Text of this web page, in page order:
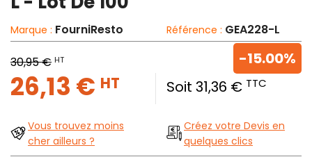
Marque : FourniResto Référence : GEA228-L
30,95 € HT
26,13 € HT Soit 31,36 € TTC
-15.00%
Vous trouvez moins
cher ailleurs ?
Créez votre Devis en
quelques clics